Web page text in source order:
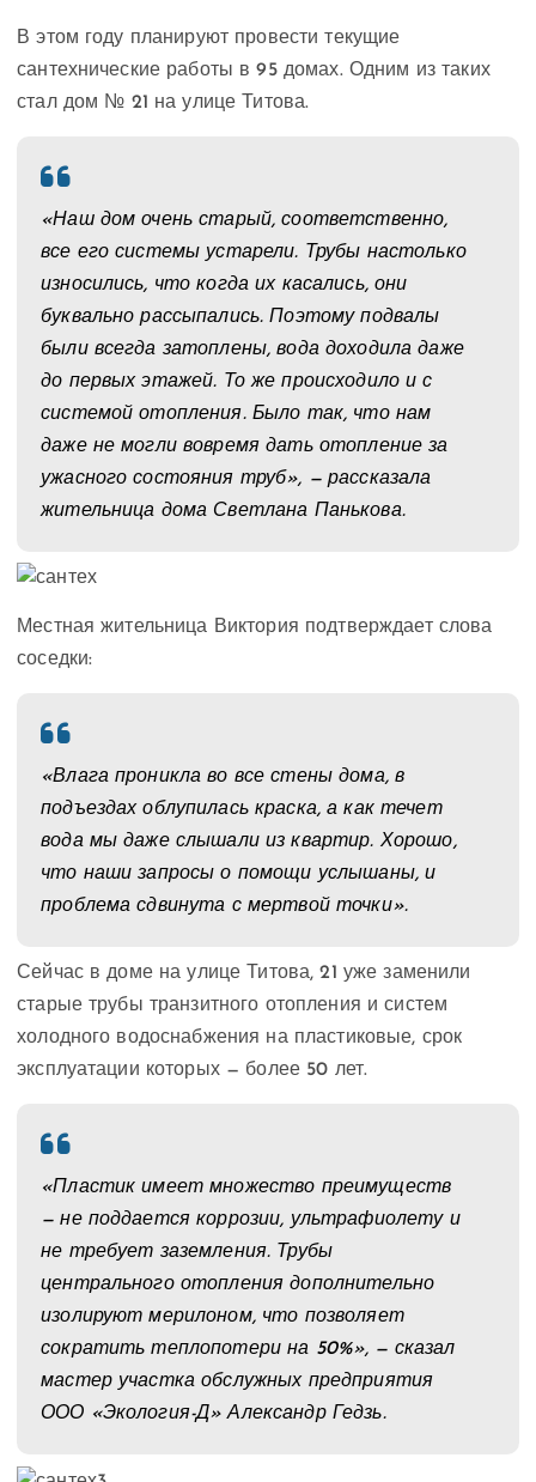
В этом году планируют провести текущие
сантехнические работы в 95 домах. Одним из таких
стал дом № 21 на улице Титова.
«Наш дом очень старый, соответственно,
все его системы устарели. Трубы настолько
износились, что когда их касались, они
буквально рассыпались. Поэтому подвалы
были всегда затоплены, вода доходила даже
до первых этажей. То же происходило и с
системой отопления. Было так, что нам
даже не могли вовремя дать отопление за
ужасного состояния труб», — рассказала
жительница дома Светлана Панькова.
Местная жительница Виктория подтверждает слова
соседки:
«Влага проникла во все стены дома, в
подъездах облупилась краска, а как течет
вода мы даже слышали из квартир. Хорошо,
что наши запросы о помощи услышаны, и
проблема сдвинута с мертвой точки».
Сейчас в доме на улице Титова, 21 уже заменили
старые трубы транзитного отопления и систем
холодного водоснабжения на пластиковые, срок
эксплуатации которых — более 50 лет.
«Пластик имеет множество преимуществ
— не поддается коррозии, ультрафиолету и
не требует заземления. Трубы
центрального отопления дополнительно
изолируют мерилоном, что позволяет
сократить теплопотери на 50%», — сказал
мастер участка обслужных предприятия
ООО «Экология-Д» Александр Гедзь.